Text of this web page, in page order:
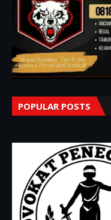
POPULAR POSTS